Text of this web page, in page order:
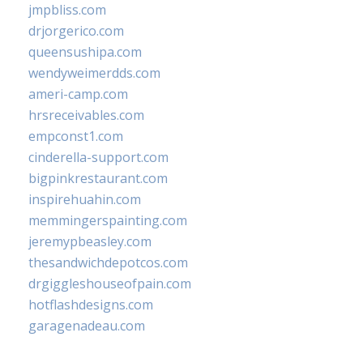
jmpbliss.com
drjorgerico.com
queensushipa.com
wendyweimerdds.com
ameri-camp.com
hrsreceivables.com
empconst1.com
cinderella-support.com
bigpinkrestaurant.com
inspirehuahin.com
memmingerspainting.com
jeremypbeasley.com
thesandwichdepotcos.com
drgiggleshouseofpain.com
hotflashdesigns.com
garagenadeau.com